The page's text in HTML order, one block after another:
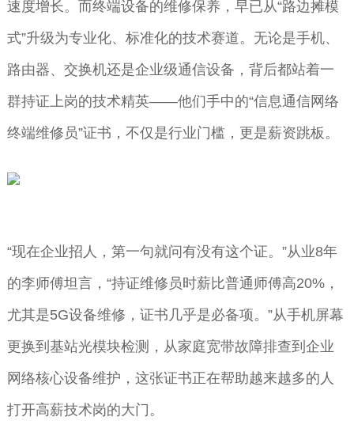
速度增长。而终端设备的维修保养，早已从“路边摊模
式”升级为专业化、标准化的技术赛道。无论是手机、
路由器、交换机还是企业级通信设备，背后都站着一
群持证上岗的技术精英——他们手中的“信息通信网络
终端维修员”证书，不仅是行业门槛，更是薪资跳板。
“现在企业招人，第一句就问有没有这个证。”从业8年
的李师傅坦言，“持证维修员时薪比普通师傅高20%，
尤其是5G设备维修，证书几乎是必备项。”从手机屏幕
更换到基站光模块检测，从家庭宽带故障排查到企业
网络核心设备维护，这张证书正在帮助越来越多的人
打开高薪技术岗的大门。